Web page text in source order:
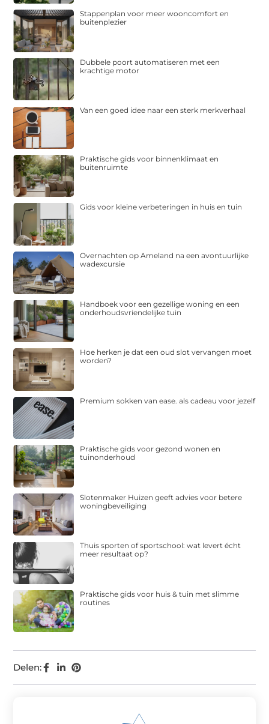
Delen:
Stappenplan voor meer wooncomfort en
buitenplezier
Dubbele poort automatiseren met een
krachtige motor
Van een goed idee naar een sterk merkverhaal
Praktische gids voor binnenklimaat en
buitenruimte
Gids voor kleine verbeteringen in huis en tuin
Overnachten op Ameland na een avontuurlijke
wadexcursie
Handboek voor een gezellige woning en een
onderhoudsvriendelijke tuin
Hoe herken je dat een oud slot vervangen moet
worden?
Premium sokken van ease. als cadeau voor jezelf
Praktische gids voor gezond wonen en
tuinonderhoud
Slotenmaker Huizen geeft advies voor betere
woningbeveiliging
Thuis sporten of sportschool: wat levert écht
meer resultaat op?
Praktische gids voor huis & tuin met slimme
routines